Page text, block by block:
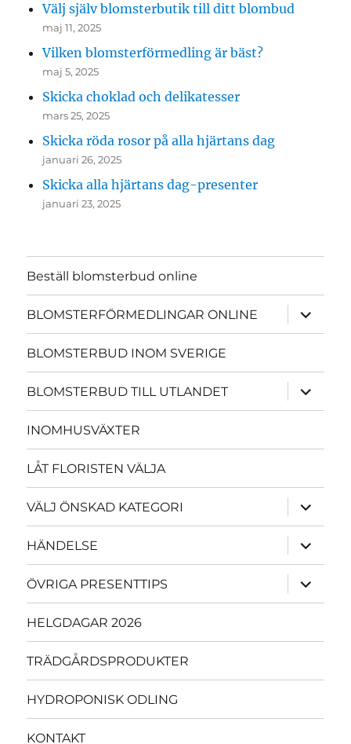
Välj själv blomsterbutik till ditt blombud
maj 11, 2025
Vilken blomsterförmedling är bäst?
maj 5, 2025
Skicka choklad och delikatesser
mars 25, 2025
Skicka röda rosor på alla hjärtans dag
januari 26, 2025
Skicka alla hjärtans dag-presenter
januari 23, 2025
Beställ blomsterbud online
BLOMSTERFÖRMEDLINGAR ONLINE
BLOMSTERBUD INOM SVERIGE
BLOMSTERBUD TILL UTLANDET
INOMHUSVÄXTER
LÅT FLORISTEN VÄLJA
VÄLJ ÖNSKAD KATEGORI
HÄNDELSE
ÖVRIGA PRESENTTIPS
HELGDAGAR 2026
TRÄDGÅRDSPRODUKTER
HYDROPONISK ODLING
KONTAKT